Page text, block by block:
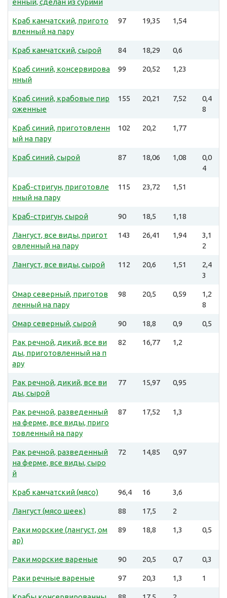
енный, сделан из сурими
Краб камчатский, пригото
вленный на пару
97 19,35 1,54
Краб камчатский, сырой 84 18,29 0,6
Краб синий, консервирова
нный
99 20,52 1,23
Краб синий, крабовые пир
оженные
155 20,21 7,52
0,4
8
Краб синий, приготовленн
ый на пару
102 20,2 1,77
Краб синий, сырой 87 18,06 1,08
0,0
4
Краб-стригун, приготовле
нный на пару
115 23,72 1,51
Краб-стригун, сырой 90 18,5 1,18
Лангуст, все виды, пригот
овленный на пару
143 26,41 1,94
3,1
2
Лангуст, все виды, сырой 112 20,6 1,51
2,4
3
Омар северный, приготов
ленный на пару
98 20,5 0,59
1,2
8
Омар северный, сырой 90 18,8 0,9 0,5
Рак речной, дикий, все ви
ды, приготовленный на п
ару
82 16,77 1,2
Рак речной, дикий, все ви
ды, сырой
77 15,97 0,95
Рак речной, разведенный
на ферме, все виды, приго
товленный на пару
87 17,52 1,3
Рак речной, разведенный
на ферме, все виды, сыро
й
72 14,85 0,97
Краб камчатский (мясо) 96,4 16 3,6
Лангуст (мясо шеек) 88 17,5 2
Раки морские (лангуст, ом
ар)
89 18,8 1,3 0,5
Раки морские вареные 90 20,5 0,7 0,3
Раки речные вареные 97 20,3 1,3 1